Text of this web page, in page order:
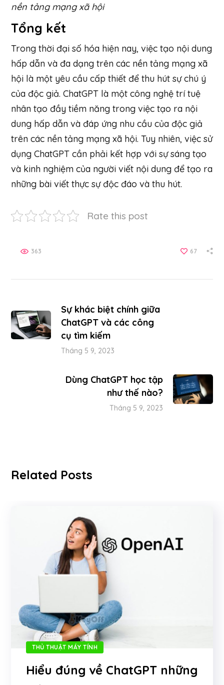
nền tảng mạng xã hội
Tổng kết
Trong thời đại số hóa hiện nay, việc tạo nội dung
hấp dẫn và đa dạng trên các nền tảng mạng xã
hội là một yêu cầu cấp thiết để thu hút sự chú ý
của độc giả. ChatGPT là một công nghệ trí tuệ
nhân tạo đầy tiềm năng trong việc tạo ra nội
dung hấp dẫn và đáp ứng nhu cầu của độc giả
trên các nền tảng mạng xã hội. Tuy nhiên, việc sử
dụng ChatGPT cần phải kết hợp với sự sáng tạo
và kinh nghiệm của người viết nội dung để tạo ra
những bài viết thực sự độc đáo và thu hút.
Rate this post
67
363
Sự khác biệt chính giữa
ChatGPT và các công
cụ tìm kiếm
Tháng 5 9, 2023
Dùng ChatGPT học tập
như thế nào?
Tháng 5 9, 2023
Related Posts
THỦ THUẬT MÁY TÍNH
Hiểu đúng về ChatGPT những